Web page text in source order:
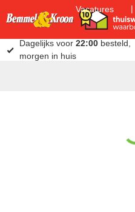
Vacatures
Dagelijks voor22:00 besteld,
morgen in huis